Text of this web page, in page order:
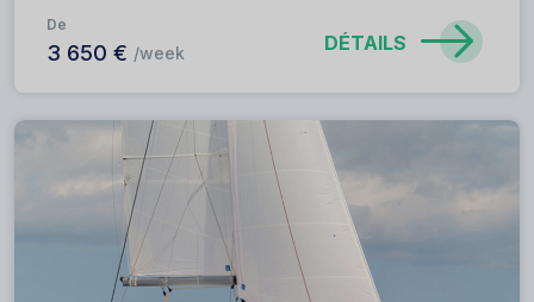
De
3 650 € /week DÉTAILS